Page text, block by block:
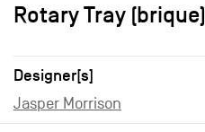
Rotary Tray (brique)
Designer[s]
Jasper Morrison